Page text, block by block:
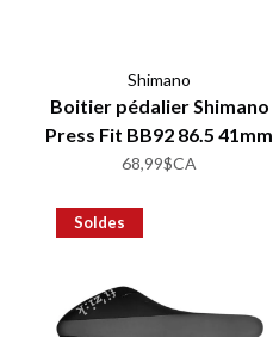
Shimano
Boitier pédalier Shimano
Press Fit BB92 86.5 41mm
68,99$CA
Soldes